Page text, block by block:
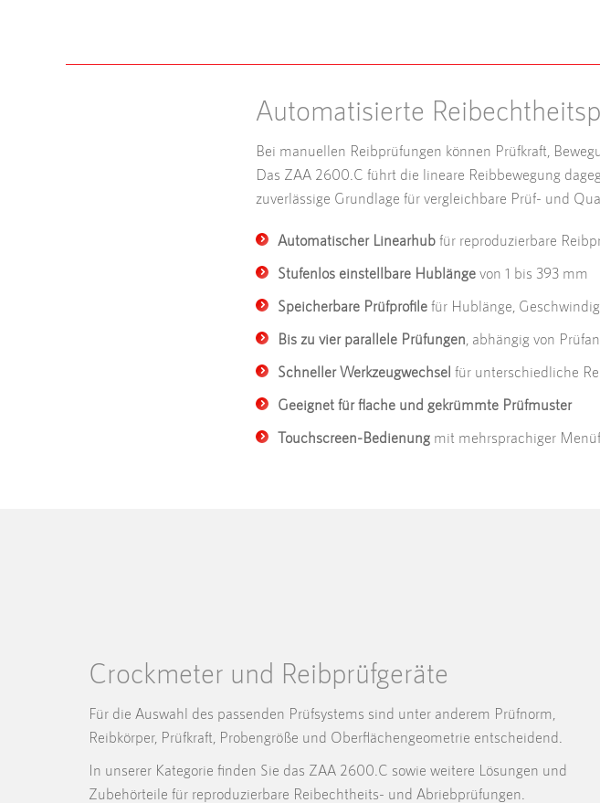
Automatisierte
Bei manuellen Reibprüfungen können Prüfkraft,
Das ZAA 2600.C führt die lineare Reibbewegung
zuverlässige Grundlage für vergleichbare Prüf- und
Automatischer Linearhub für reproduzierbare
Stufenlos einstellbare Hublänge von 1 bis 393 mm
Speicherbare Prüfprofile für Hublänge,
Bis zu vier parallele Prüfungen , abhängig von
Schneller Werkzeugwechsel für unterschiedliche
Geeignet für flache und gekrümmte Prüfmuster
Touchscreen-Bedienung mit mehrsprachiger
Crockmeter und Reibprüfgeräte
Für die Auswahl des passenden Prüfsystems sind unter anderem Prüfnorm,
Reibkörper, Prüfkraft, Probengröße und Oberflächengeometrie entscheidend.
In unserer Kategorie finden Sie das ZAA 2600.C sowie weitere Lösungen und
Zubehörteile für reproduzierbare Reibechtheits- und Abriebprüfungen.